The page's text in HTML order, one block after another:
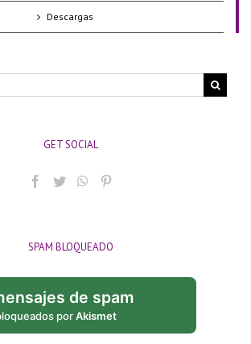
Descargas
GET SOCIAL
SPAM BLOQUEADO
de spam
porAkismet